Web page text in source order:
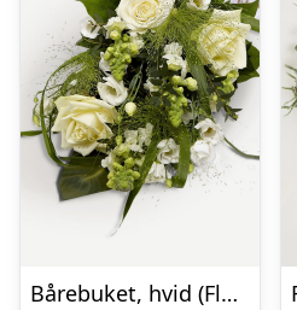
Bårebuket, hvid (Floristens kreative valg) med bånd